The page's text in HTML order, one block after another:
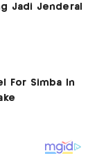
Jadi Jenderal